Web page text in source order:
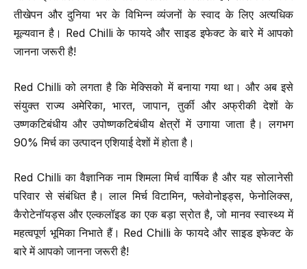
तीखेपन और दुनिया भर के विभिन्न व्यंजनों के स्वाद के लिए अत्यधिक
मूल्यवान है। Red Chilli के फायदे और साइड इफेक्ट के बारे में आपको
जानना जरूरी है!
Red Chilli को लगता है कि मेक्सिको में बनाया गया था। और अब इसे
संयुक्त राज्य अमेरिका, भारत, जापान, तुर्की और अफ्रीकी देशों के
उष्णकटिबंधीय और उपोष्णकटिबंधीय क्षेत्रों में उगाया जाता है। लगभग
90% मिर्च का उत्पादन एशियाई देशों में होता है।
Red Chilli का वैज्ञानिक नाम शिमला मिर्च वार्षिक है और यह सोलानेसी
परिवार से संबंधित है। लाल मिर्च विटामिन, फ्लेवोनोइड्स, फेनोलिक्स,
कैरोटेनॉयड्स और एल्कलॉइड का एक बड़ा स्रोत है, जो मानव स्वास्थ्य में
महत्वपूर्ण भूमिका निभाते हैं। Red Chilli के फायदे और साइड इफेक्ट के
बारे में आपको जानना जरूरी है!